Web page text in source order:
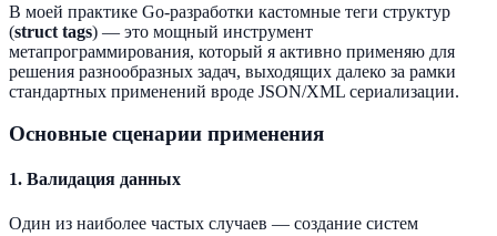
В моей практике Go-разработки кастомные теги структур
(struct tags) — это мощный инструмент
метапрограммирования, который я активно применяю для
решения разнообразных задач, выходящих далеко за рамки
стандартных применений вроде JSON/XML сериализации.
Основные сценарии применения
1. Валидация данных
Один из наиболее частых случаев — создание систем